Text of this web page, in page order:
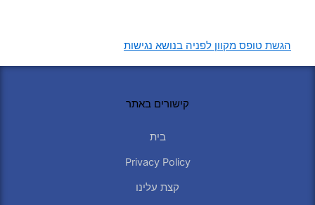
הגשת טופס מקוון לפניה בנושא נגישות
קישורים באתר
בית
Privacy Policy
קצת עלינו